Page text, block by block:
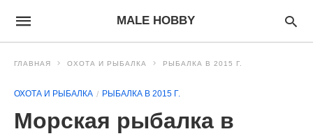
MALE HOBBY
ГЛАВНАЯ ОХОТА И РЫБАЛКА РЫБАЛКА В 2015 Г.
ОХОТА И РЫБАЛКА РЫБАЛКА В 2015 Г.
Морская рыбалка в